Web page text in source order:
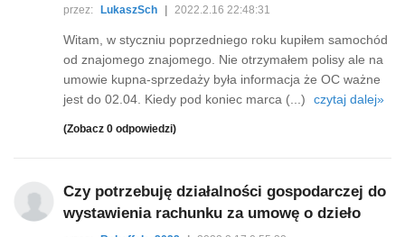
przez: LukaszSch 2022.2.16 22:48:31
Witam, w styczniu poprzedniego roku kupiłem samochód
od znajomego znajomego. Nie otrzymałem polisy ale na
umowie kupna-sprzedaży była informacja że OC ważne
jest do 02.04. Kiedy pod koniec marca (...)
czytaj dalej»
(Zobacz 0 odpowiedzi)
Czy potrzebuję działalności gospodarczej do
wystawienia rachunku za umowę o dzieło